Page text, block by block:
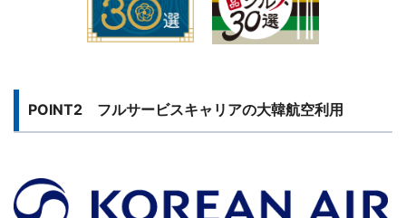
POINT2 フルサービスキャリアの大韓航空利用